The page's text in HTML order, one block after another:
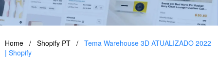
Home / Shopify PT / Tema Warehouse 3D ATUALIZADO 2022
| Shopify